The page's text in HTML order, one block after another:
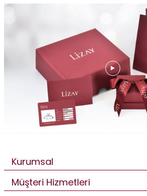
Kurumsal
Müşteri Hizmetleri